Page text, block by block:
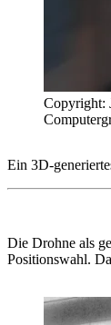
Copyright:
Ein 3D-
Die Drohne als
Positionswahl.